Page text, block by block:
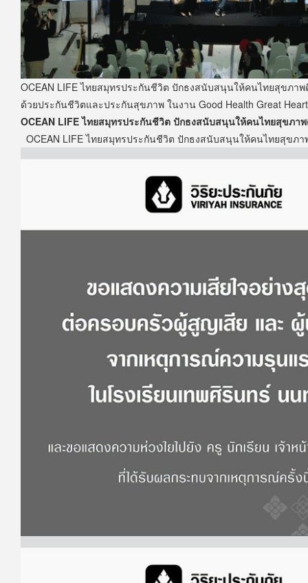
OCEAN LIFE ไทยสมุทรประกันชีวิต ปักธงสนับสนุนให้คนไทยสุขภาพ
ด้วยประกันชีวิตและประกันสุขภาพ ในงาน Good Health Great Heart
OCEAN LIFE ไทยสมุทรประกันชีวิต ปักธงสนับสนุนให้คนไทยสุขภา
OCEAN LIFE ไทยสมุทรประกันชีวิต ปักธงสนับสนุนให้คนไทยสุขภา